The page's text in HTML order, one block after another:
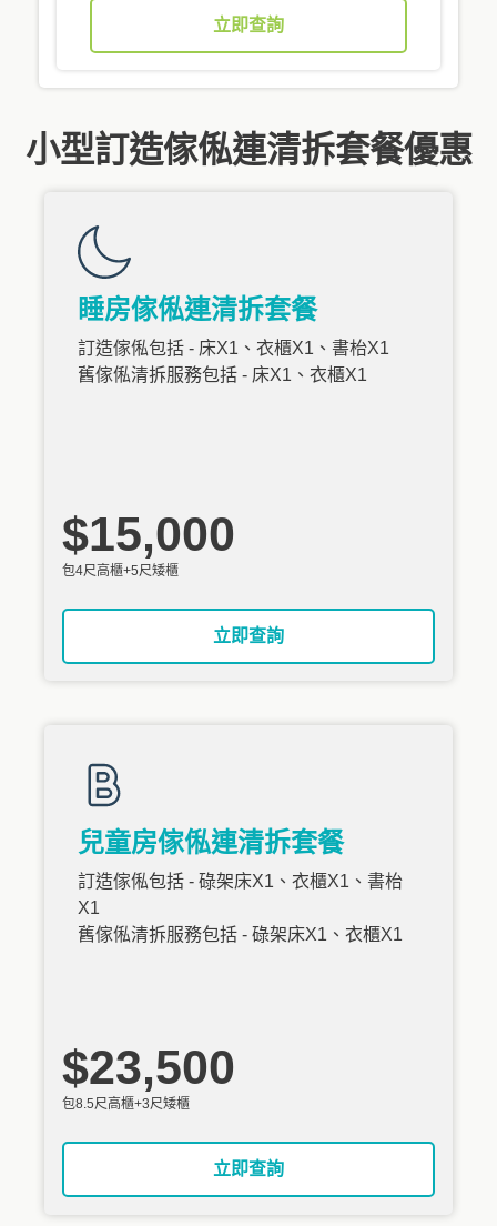
立即查詢
小型訂造傢俬連清拆套餐優惠
睡房傢俬連清拆套餐
訂造傢俬包括 - 床X1、衣櫃X1、書枱X1
舊傢俬清拆服務包括 - 床X1、衣櫃X1
$15,000
包4尺高櫃+5尺矮櫃
立即查詢
兒童房傢俬連清拆套餐
訂造傢俬包括 - 碌架床X1、衣櫃X1、書枱
X1
舊傢俬清拆服務包括 - 碌架床X1、衣櫃X1
$23,500
包8.5尺高櫃+3尺矮櫃
立即查詢